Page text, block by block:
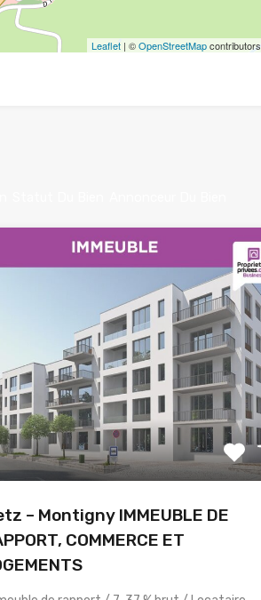
Leaflet| ©OpenStreetMapcontributors
– Montigny IMMEUBLE DE
COMMERCE ET